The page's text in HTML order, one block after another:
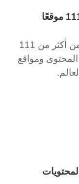
نحن نقدم أكثر من 21000 خادم من أكثر من 111
ومواقع